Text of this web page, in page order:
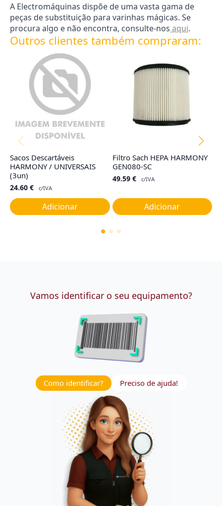
A Electromáquinas dispõe de uma vasta gama de
peças de substituição para varinhas mágicas. Se
procura algo e não encontra, consulte-nos aqui.
Outros clientes também compraram:
Sacos Descartáveis
HARMONY / UNIVERSAIS
(3un)
24.60 € c/IVA
Adicionar
Filtro Sach HEPA HARMONY
GEN080-SC
49.59 € c/IVA
Adicionar
Vamos identificar o seu equipamento?
Como identificar? Preciso de ajuda!